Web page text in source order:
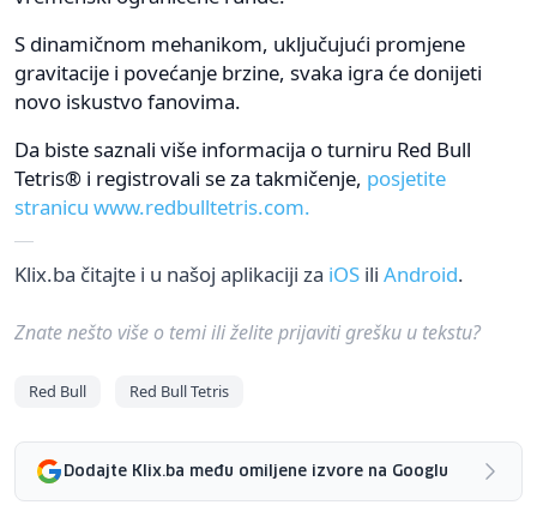
S dinamičnom mehanikom, uključujući promjene
gravitacije i povećanje brzine, svaka igra će donijeti
novo iskustvo fanovima.
Da biste saznali više informacija o turniru Red Bull
Tetris® i registrovali se za takmičenje, posjetite
stranicu www.redbulltetris.com.
Klix.ba čitajte i u našoj aplikaciji za iOS ili Android.
Znate nešto više o temi ili želite prijaviti grešku u tekstu?
Red Bull Red Bull Tetris
Dodajte Klix.ba među omiljene izvore na Googlu